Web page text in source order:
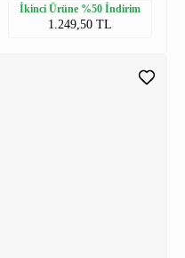
İkinci Ürüne %50 İndirim
1.249,50 TL